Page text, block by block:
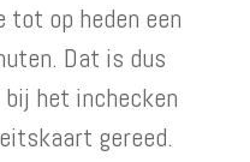
tot op heden een
Dat is dus
bij het inchecken
gereed.